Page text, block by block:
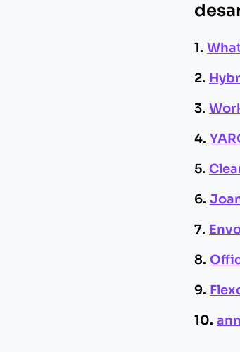
1.
2.
3.
4.
5.
6.
7.
8.
9.
10.